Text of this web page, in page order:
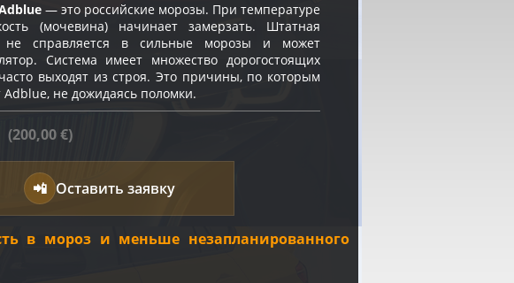
— это российские морозы. При температуре
(мочевина) начинает замерзать. Штатная
не справляется в сильные морозы и может
Система имеет множество дорогостоящих
выходят из строя. Это причины, по которым
не дожидаясь поломки.
(200,00 €)
📲 Оставить заявку
в мороз и меньше незапланированного